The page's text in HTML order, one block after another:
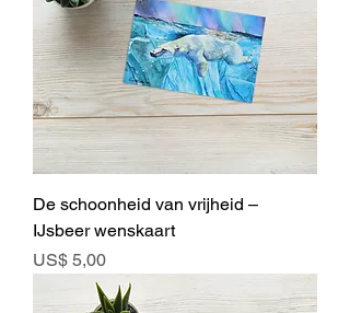
De schoonheid van vrijheid –
IJsbeer wenskaart
Prijs
US$ 5,00